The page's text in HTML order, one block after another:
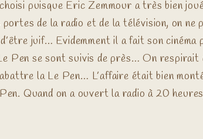
puisque Eric Zemmour a très bien
de la radio et de la télévision, on
juif… Evidemment il a fait son
Pen se sont suivis de près… On
la Le Pen… L’affaire était bien
Quand on a ouvert la radio à 20